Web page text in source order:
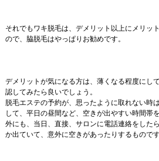
それでもワキ脱毛は、デメリット以上にメリッ
ので、脇脱毛はやっぱりお勧めです。
デメリットが気になる方は、薄くなる程度にし
認してみたら良いでしょう。
脱毛エステの予約が、思ったように取れない時
して、平日の昼間など、空きが出やすい時間帯
外にも、当日、直接、サロンに電話連絡をした
か出ていて、意外に空きがあったりするものです